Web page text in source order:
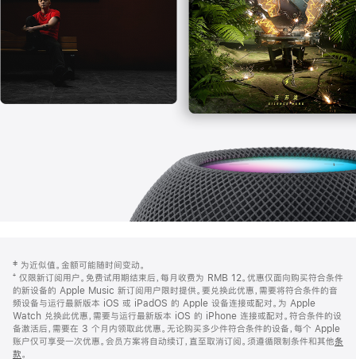
页
页
脚
注
‡ 为近似值。金额可能随时间变动。
⁺ 仅限新订阅用户。免费试用期结束后，每月收费为 RMB 12。优惠仅面向购买符合条件
的新设备的 Apple Music 新订阅用户限时提供。要兑换此优惠，需要将符合条件的音
频设备与运行最新版本 iOS 或 iPadOS 的 Apple 设备连接或配对。为 Apple
Watch 兑换此优惠，需要与运行最新版本 iOS 的 iPhone 连接或配对。符合条件的设
备激活后，需要在 3 个月内领取此优惠。无论购买多少件符合条件的设备，每个 Apple
账户仅可享受一次优惠。会员方案将自动续订，直至取消订阅。须遵循限制条件和其他条
款。